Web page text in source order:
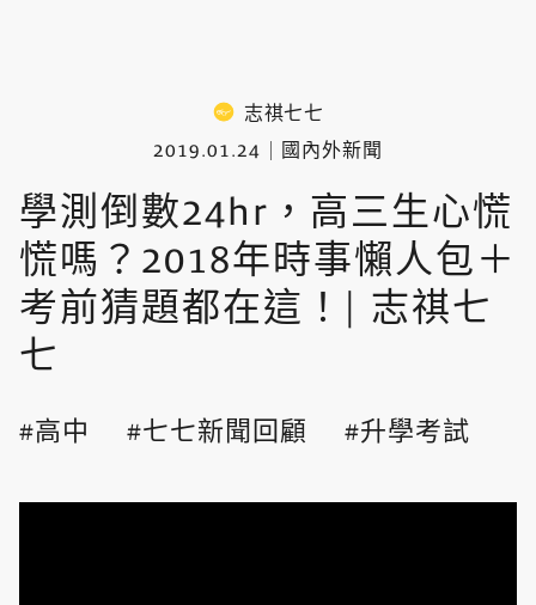
志祺七七
2019.01.24
國內外新聞
學測倒數24hr，高三生心慌
慌嗎？2018年時事懶人包＋
考前猜題都在這！| 志祺七
七
高中 七七新聞回顧 升學考試